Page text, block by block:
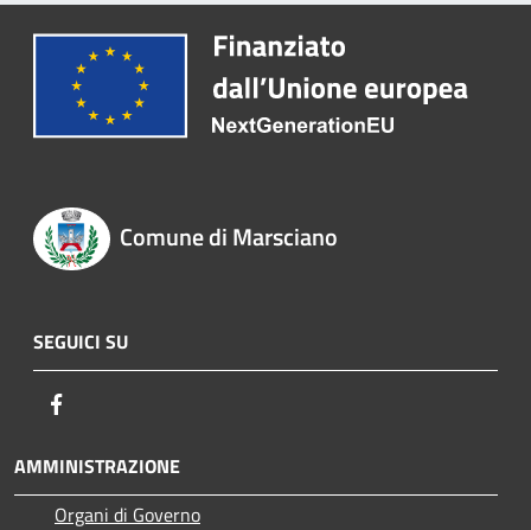
Comune di Marsciano
SEGUICI SU
AMMINISTRAZIONE
Organi di Governo